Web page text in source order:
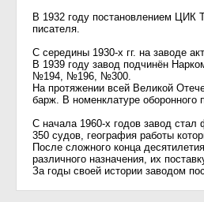
В 1932 году постановлением ЦИК
писателя.
С середины 1930-х гг. на заводе
В 1939 году завод подчинён
№194, №196, №300.
На протяжении всей Великой
барж. В номенклатуре оборонного
С начала 1960-х годов завод
350 судов, география работы
После сложного конца
различного назначения, их
За годы своей истории заводом